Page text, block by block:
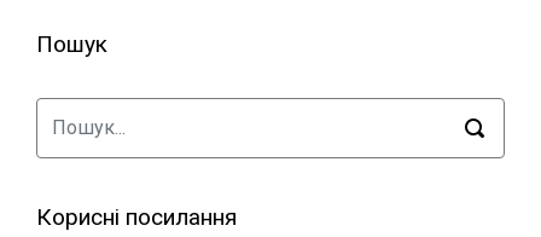
Пошук
Корисні посилання